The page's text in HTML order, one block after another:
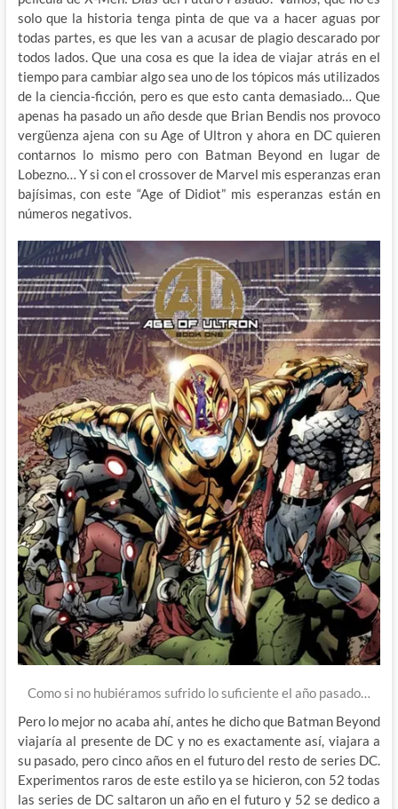
solo que la historia tenga pinta de que va a hacer aguas por
todas partes, es que les van a acusar de plagio descarado por
todos lados. Que una cosa es que la idea de viajar atrás en el
tiempo para cambiar algo sea uno de los tópicos más utilizados
de la ciencia-ficción, pero es que esto canta demasiado… Que
apenas ha pasado un año desde que Brian Bendis nos provoco
vergüenza ajena con su Age of Ultron y ahora en DC quieren
contarnos lo mismo pero con Batman Beyond en lugar de
Lobezno… Y si con el crossover de Marvel mis esperanzas eran
bajísimas, con este “Age of Didiot” mis esperanzas están en
números negativos.
Como si no hubiéramos sufrido lo suficiente el año pasado…
Pero lo mejor no acaba ahí, antes he dicho que Batman Beyond
viajaría al presente de DC y no es exactamente así, viajara a
su pasado, pero cinco años en el futuro del resto de series DC.
Experimentos raros de este estilo ya se hicieron, con 52 todas
las series de DC saltaron un año en el futuro y 52 se dedico a